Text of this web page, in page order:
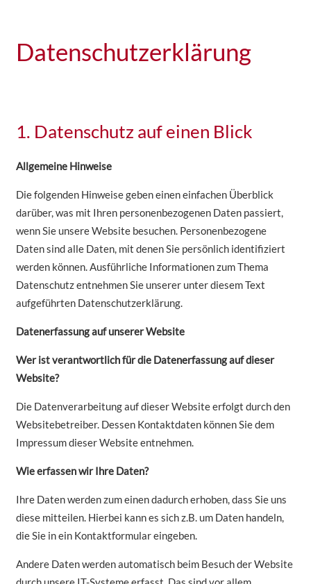
Datenschutzerklärung
1. Datenschutz auf einen Blick
Allgemeine Hinweise
Die folgenden Hinweise geben einen einfachen Überblick
darüber, was mit Ihren personenbezogenen Daten passiert,
wenn Sie unsere Website besuchen. Personenbezogene
Daten sind alle Daten, mit denen Sie persönlich identifiziert
werden können. Ausführliche Informationen zum Thema
Datenschutz entnehmen Sie unserer unter diesem Text
aufgeführten Datenschutzerklärung.
Datenerfassung auf unserer Website
Wer ist verantwortlich für die Datenerfassung auf dieser
Website?
Die Datenverarbeitung auf dieser Website erfolgt durch den
Websitebetreiber. Dessen Kontaktdaten können Sie dem
Impressum dieser Website entnehmen.
Wie erfassen wir Ihre Daten?
Ihre Daten werden zum einen dadurch erhoben, dass Sie uns
diese mitteilen. Hierbei kann es sich z.B. um Daten handeln,
die Sie in ein Kontaktformular eingeben.
Andere Daten werden automatisch beim Besuch der Website